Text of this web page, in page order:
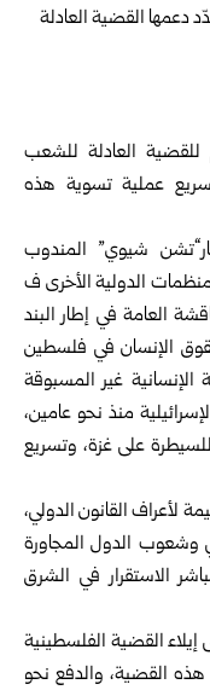
للقضية العادلة للشعب
عملية تسوية هذه
شيوي” المندوب
الدولية الأخرى ف
العامة في إطار البند
الإنسان في فلسطين
الإنسانية غير المسبوقة
منذ نحو عامين،
على غزة، وتسريع
لأعراف القانون الدولي،
الدول المجاورة
الاستقرار في الشرق
إيلاء القضية الفلسطينية
القضية، والدفع نحو